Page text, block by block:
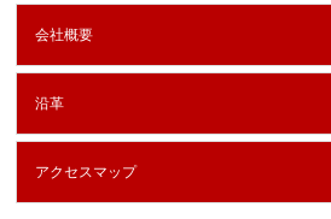
会社概要
沿革
アクセスマップ